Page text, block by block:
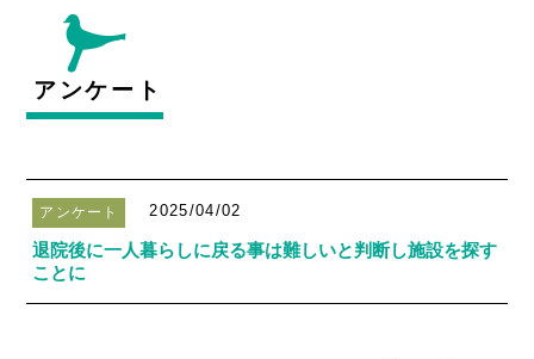
アンケート
アンケート 2025/04/02
退院後に一人暮らしに戻る事は難しいと判断し施設を探す
ことに